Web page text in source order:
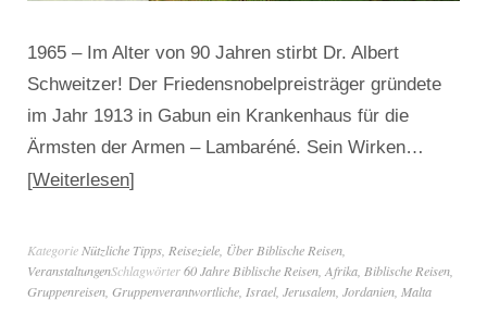
1965 – Im Alter von 90 Jahren stirbt Dr. Albert
Schweitzer! Der Friedensnobelpreisträger gründete
im Jahr 1913 in Gabun ein Krankenhaus für die
Ärmsten der Armen – Lambaréné. Sein Wirken…
Weiterlesen
Kategorie Nützliche Tipps Reiseziele Über Biblische Reisen
VeranstaltungenSchlagwörter60 Jahre Biblische Reisen Afrika Biblische Reisen
Gruppenreisen Gruppenverantwortliche Israel, Jerusalem Jordanien Malta